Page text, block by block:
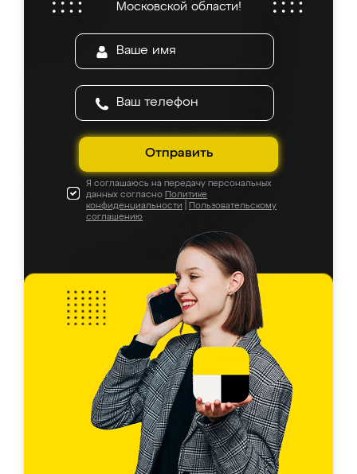
Московской области!
Отправить
Я соглашаюсь на передачу персональных
данных согласно Политике
конфиденциальности
Пользовательскому
соглашению